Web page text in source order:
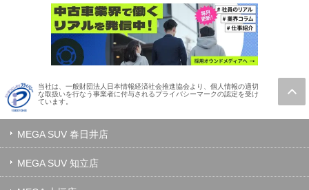
当社は、一般財団法人日本情報経済社会推進協会より、個人情報の適切
な取扱いを行なう事業者に付与されるプライバシーマークの認定を受け
ています。
MEGA SUV 春日井店
MEGA SUV 知立店